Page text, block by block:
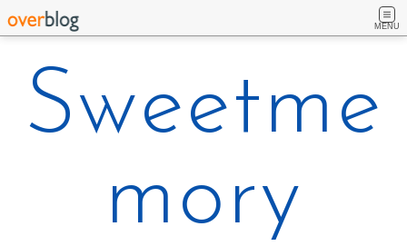
MENU
Sweetme
mory